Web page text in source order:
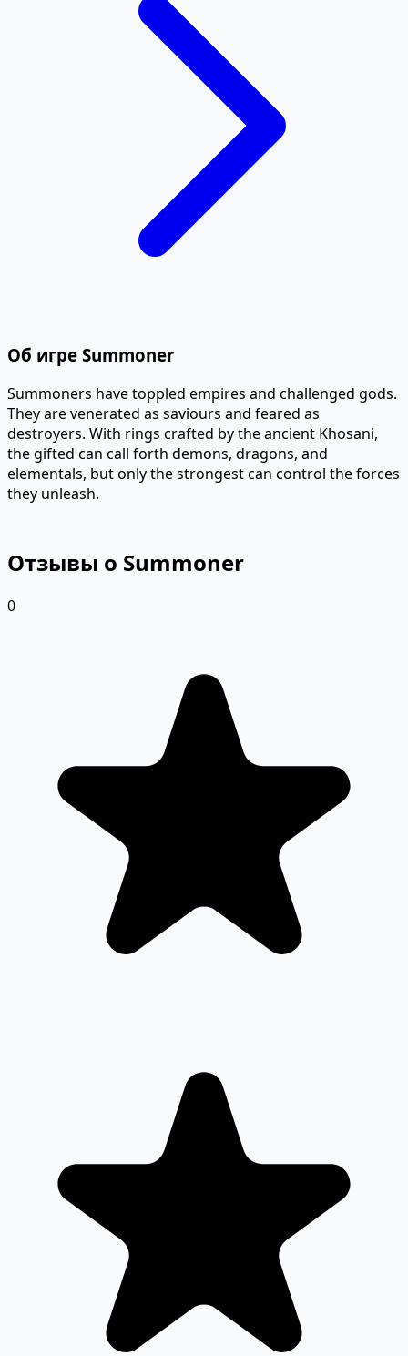
Об игре Summoner
Summoners have toppled empires and challenged gods.
They are venerated as saviours and feared as
destroyers. With rings crafted by the ancient Khosani,
the gifted can call forth demons, dragons, and
elementals, but only the strongest can control the forces
they unleash.
Отзывы о Summoner
0